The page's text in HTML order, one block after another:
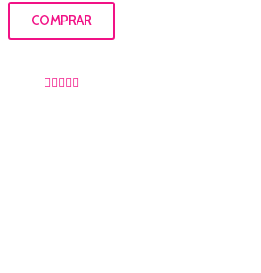
COMPRAR
